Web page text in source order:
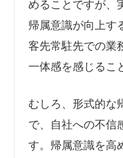
めることですが、
帰属意識が向上す
客先常駐先での業
一体感を感じるこ
むしろ、形式的な
で、自社への不信
す。帰属意識を高